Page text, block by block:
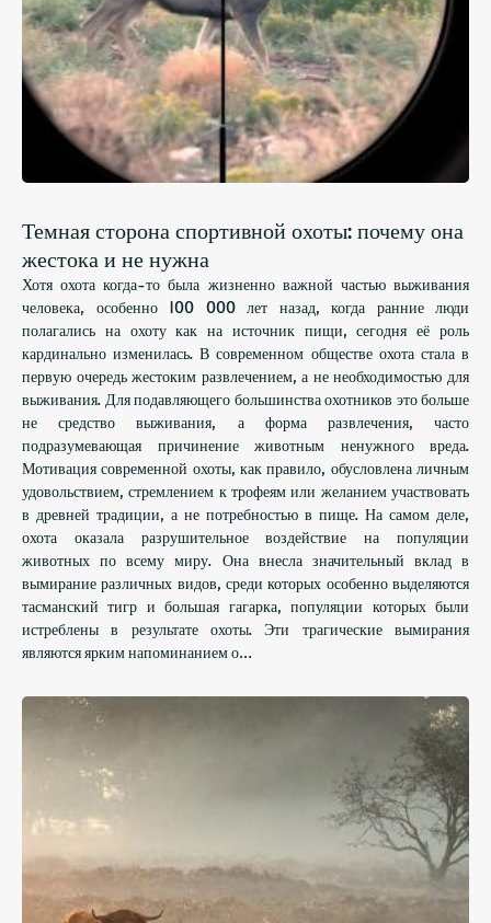
Темная сторона спортивной охоты: почему она
жестока и не нужна
Хотя охота когда-то была жизненно важной частью выживания
человека, особенно 100 000 лет назад, когда ранние люди
полагались на охоту как на источник пищи, сегодня её роль
кардинально изменилась. В современном обществе охота стала в
первую очередь жестоким развлечением, а не необходимостью для
выживания. Для подавляющего большинства охотников это больше
не средство выживания, а форма развлечения, часто
подразумевающая причинение животным ненужного вреда.
Мотивация современной охоты, как правило, обусловлена ​​личным
удовольствием, стремлением к трофеям или желанием участвовать
в древней традиции, а не потребностью в пище. На самом деле,
охота оказала разрушительное воздействие на популяции
животных по всему миру. Она внесла значительный вклад в
вымирание различных видов, среди которых особенно выделяются
тасманский тигр и большая гагарка, популяции которых были
истреблены в результате охоты. Эти трагические вымирания
являются ярким напоминанием о…